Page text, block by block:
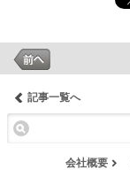
記事一覧へ
会社概要